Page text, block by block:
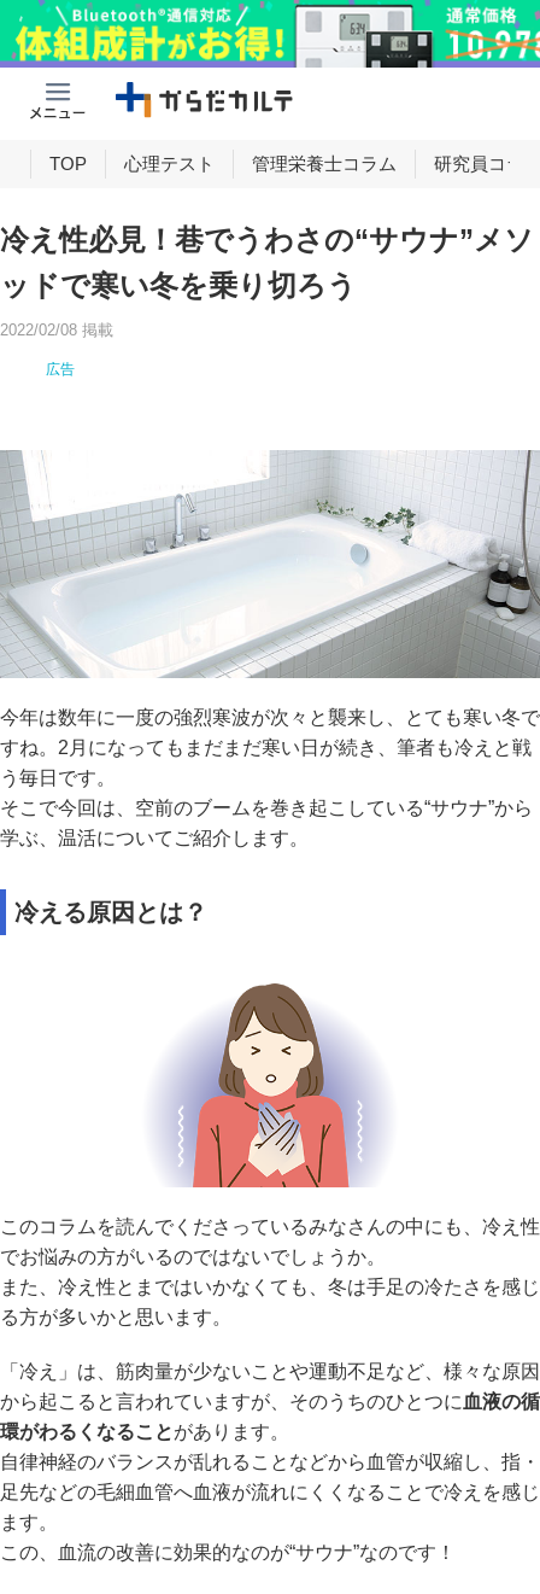
TOP 心理テスト 管理栄養士コラム 研究員コラ
冷え性必見！巷でうわさの“サウナ”メソ
ッドで寒い冬を乗り切ろう
2022/02/08 掲載
今年は数年に一度の強烈寒波が次々と襲来し、とても寒い冬で
すね。2月になってもまだまだ寒い日が続き、筆者も冷えと戦
う毎日です。
そこで今回は、空前のブームを巻き起こしている“サウナ”から
学ぶ、温活についてご紹介します。
冷える原因とは？
このコラムを読んでくださっているみなさんの中にも、冷え性
でお悩みの方がいるのではないでしょうか。
また、冷え性とまではいかなくても、冬は手足の冷たさを感じ
る方が多いかと思います。
「冷え」は、筋肉量が少ないことや運動不足など、様々な原因
から起こると言われていますが、そのうちのひとつに 血液の循
環がわるくなることがあります。
自律神経のバランスが乱れることなどから血管が収縮し、指・
足先などの毛細血管へ血液が流れにくくなることで冷えを感じ
ます。
この、血流の改善に効果的なのが“サウナ”なのです！